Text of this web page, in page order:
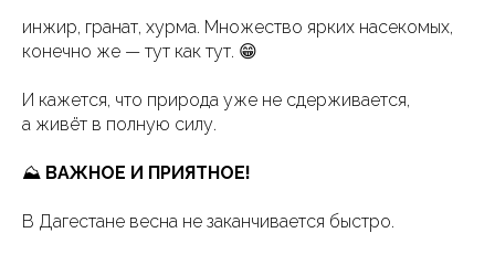
инжир, гранат, хурма. Множество ярких насекомых,
конечно же — тут как тут. 😁
И кажется, что природа уже не сдерживается,
а живёт в полную силу.
⛰️ ВАЖНОЕ И ПРИЯТНОЕ!
В Дагестане весна не заканчивается быстро.